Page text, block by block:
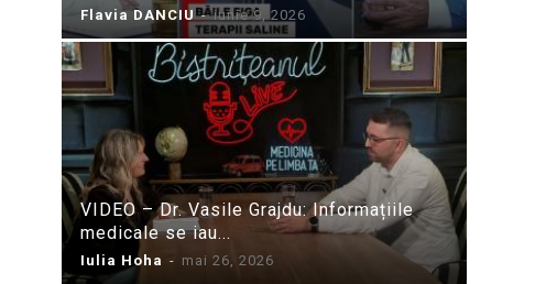
Flavia DANCIU - iunie 9, 2026
VIDEO – Dr. Vasile Grajdu: Informațiile
medicale se iau...
Iulia Hoha - mai 26, 2026